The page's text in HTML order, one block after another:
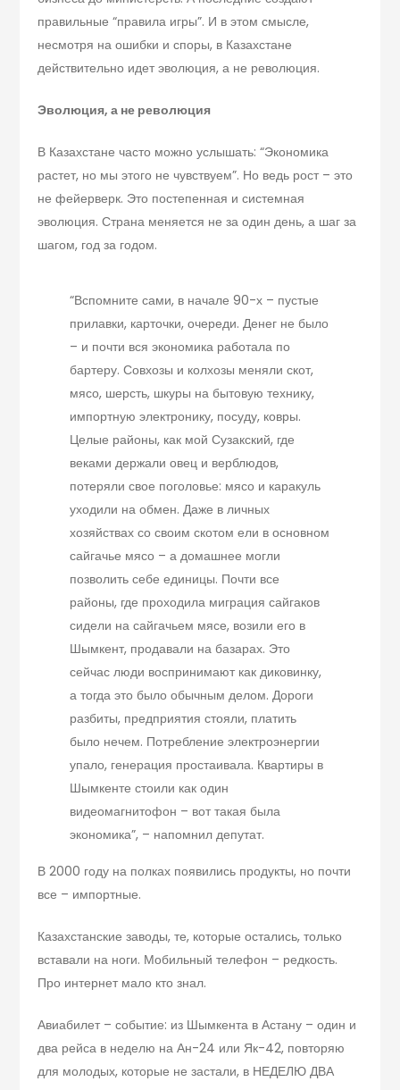
правильные “правила игры”. И в этом смысле,
несмотря на ошибки и споры, в Казахстане
действительно идет эволюция, а не революция.
Эволюция, а не революция
В Казахстане часто можно услышать: “Экономика
растет, но мы этого не чувствуем”. Но ведь рост – это
не фейерверк. Это постепенная и системная
эволюция. Страна меняется не за один день, а шаг за
шагом, год за годом.
“Вспомните сами, в начале 90-х – пустые
прилавки, карточки, очереди. Денег не было
– и почти вся экономика работала по
бартеру. Совхозы и колхозы меняли скот,
мясо, шерсть, шкуры на бытовую технику,
импортную электронику, посуду, ковры.
Целые районы, как мой Сузакский, где
веками держали овец и верблюдов,
потеряли свое поголовье: мясо и каракуль
уходили на обмен. Даже в личных
хозяйствах со своим скотом ели в основном
сайгачье мясо – а домашнее могли
позволить себе единицы. Почти все
районы, где проходила миграция сайгаков
сидели на сайгачьем мясе, возили его в
Шымкент, продавали на базарах. Это
сейчас люди воспринимают как диковинку,
а тогда это было обычным делом. Дороги
разбиты, предприятия стояли, платить
было нечем. Потребление электроэнергии
упало, генерация простаивала. Квартиры в
Шымкенте стоили как один
видеомагнитофон – вот такая была
экономика”, – напомнил депутат.
В 2000 году на полках появились продукты, но почти
все – импортные.
Казахстанские заводы, те, которые остались, только
вставали на ноги. Мобильный телефон – редкость.
Про интернет мало кто знал.
Авиабилет – событие: из Шымкента в Астану – один и
два рейса в неделю на Ан-24 или Як-42, повторяю
для молодых, которые не застали, в НЕДЕЛЮ ДВА